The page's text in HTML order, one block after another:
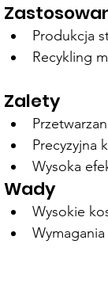
Produkcja
Recykling
Zalety
Precyzyjna
Wysoka
Wady
Wysokie